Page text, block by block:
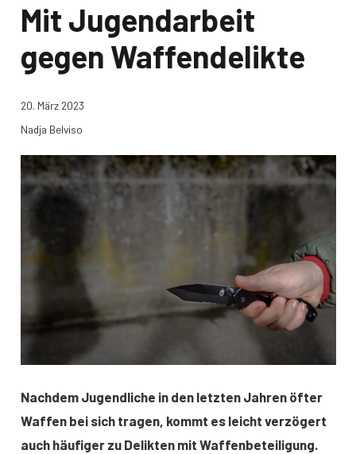
Mit Jugendarbeit
gegen Waffendelikte
20. März 2023
Nadja Belviso
Nachdem Jugendliche in den letzten Jahren öfter
Waffen bei sich tragen, kommt es leicht verzögert
auch häufiger zu Delikten mit Waffenbeteiligung.